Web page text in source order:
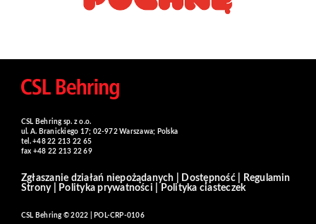
CSL Behring sp. z o.o.
ul. A. Branickiego 17; 02-972 Warszawa; Polska
tel. +48 22 213 22 65
fax +48 22 213 22 69
Zgłaszanie działań niepożądanych Dostępność|
Regulamin
Strony| Polityka prywatności Polityka ciasteczek
CSL Behring © 2022 | POL-CRP-0106